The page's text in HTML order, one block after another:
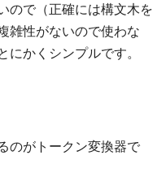
ので（正確には構文木を
雑性がないので使わな
かくシンプルです。
のがトークン変換器で